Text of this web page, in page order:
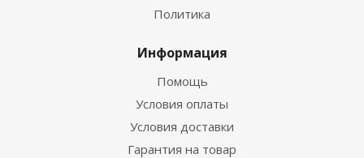
Политика
Информация
Помощь
Условия оплаты
Условия доставки
Гарантия на товар